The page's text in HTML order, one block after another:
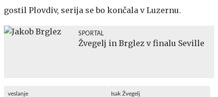
gostil Plovdiv, serija se bo končala v Luzernu.
SPORTAL
Žvegelj in Brglez v finalu Seville
veslanje Isak Žvegelj